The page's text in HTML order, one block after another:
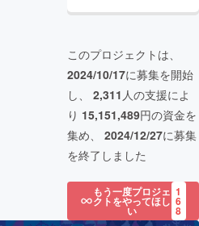
このプロジェクトは、
2024/10/17に募集を開始
し、 2,311 人の支援によ
り 15,151,489円の資金を
集め、 2024/12/27に募集
を終了しました
もう一度プロジェ
クトをやってほし
い
1
6
8